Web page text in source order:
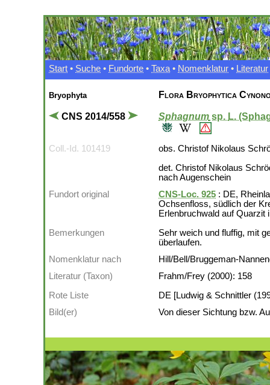
Start • Suche • Fundorte • Taxa • Nomenklatur • Literatur
Bryophyta
CNS 2014/558
Flora Bryophytica
Sphagnum sp. L.
Coll.-Id. 101419
obs. Christof Nikolaus
det. Christof Nikolaus
nach Augenschein
Fundort original
CNS-Loc. 925 : DE,
Ochsenfloss, südlich der
Erlenbruchwald auf Quarzit
Bemerkungen
Sehr weich und fluffig, mit
überlaufen.
Nomenklatur nach
Hill/Bell/Bruggeman-
Literatur (Taxon)
Frahm/Frey (2000): 158
Rote Liste
DE [Ludwig & Schnittler
Bild(er)
Von dieser Sichtung bzw.